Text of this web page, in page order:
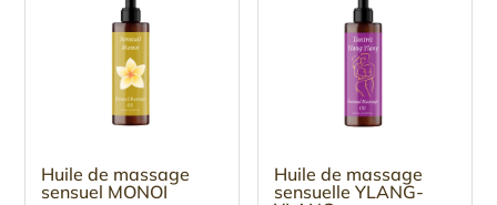
16.95€.
16.95€.
Huile de massage
sensuel MONOI
Huile de massage
sensuelle YLANG-